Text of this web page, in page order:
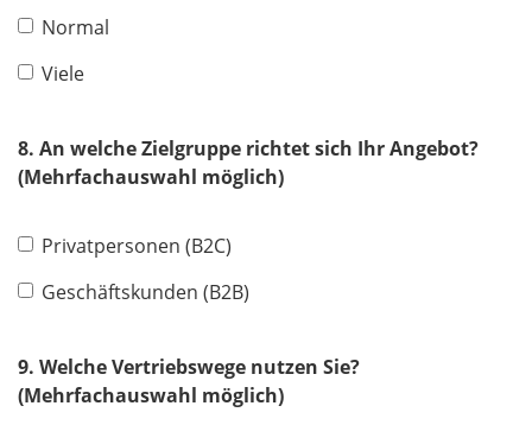
Normal
Viele
8. An welche Zielgruppe richtet sich Ihr Angebot?
(Mehrfachauswahl möglich)
Privatpersonen (B2C)
Geschäftskunden (B2B)
9. Welche Vertriebswege nutzen Sie?
(Mehrfachauswahl möglich)